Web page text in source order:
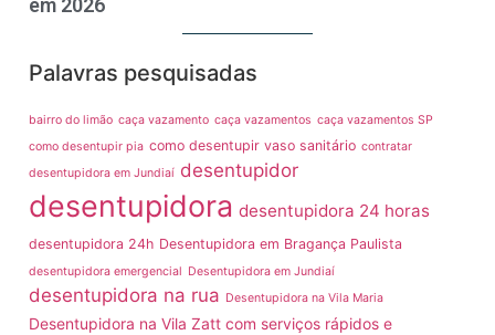
em 2026
Palavras pesquisadas
bairro do limão caça vazamento caça vazamentos caça vazamentos SP
como desentupir pia como desentupir vaso sanitário contratar
desentupidora em Jundiaí desentupidor
desentupidora desentupidora 24 horas
desentupidora 24h Desentupidora em Bragança Paulista
desentupidora emergencial Desentupidora em Jundiaí
desentupidora na rua Desentupidora na Vila Maria
Desentupidora na Vila Zatt com serviços rápidos e